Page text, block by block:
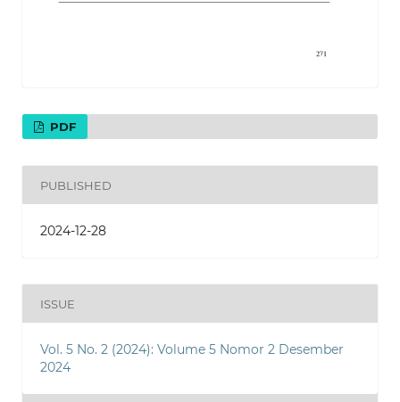
PDF
PUBLISHED
2024-12-28
ISSUE
Vol. 5 No. 2 (2024): Volume 5 Nomor 2 Desember
2024